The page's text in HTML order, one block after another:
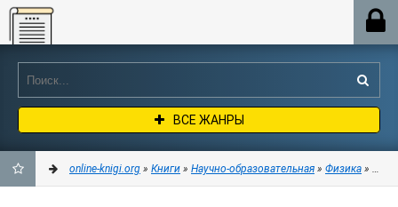
Online-knigi.org
ВСЕ ЖАНРЫ
online-knigi.org » Книги » Научно-образовательная » Физика » Это